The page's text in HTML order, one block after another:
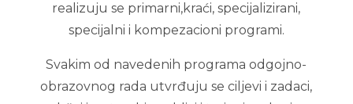
realizuju se primarni,kraći, specijalizirani,
specijalni i kompezacioni programi.
Svakim od navedenih programa odgojno-
obrazovnog rada utvrđuju se ciljevi i zadaci,